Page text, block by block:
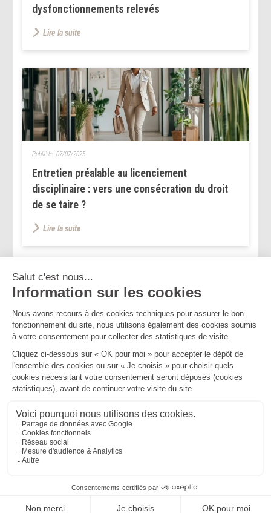
dysfonctionnements relevés
Lire la suite
Entretien préalable au licenciement
disciplinaire : vers une consécration du droit
de se taire ?
Publié le :07/07/2025
Lire la suite
<< < ...
>>
Mentions légalesPolitique de confidentialitéPolitique de cookies
Plan du site
MBA ET ASSOCIÉS
235 Rue Helene Boucher, 34170 CASTELNAU LE LEZ
Bureau secondaire à Cannes
SEPTEO DIGITAL & SERVICES © 2022